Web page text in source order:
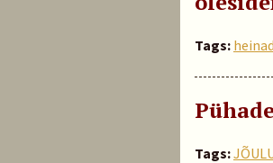
Tags:
Tags: